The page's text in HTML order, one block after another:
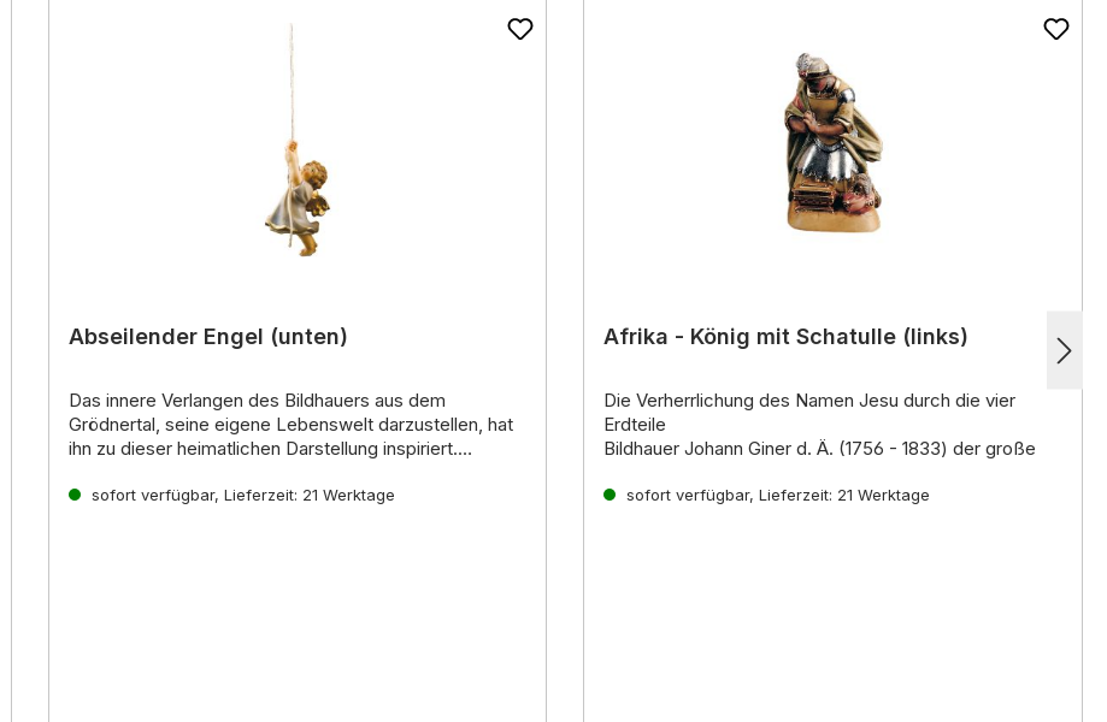
Abseilender Engel (unten)
Das innere Verlangen des Bildhauers aus dem
Grödnertal, seine eigene Lebenswelt darzustellen, hat
ihn zu dieser heimatlichen Darstellung inspiriert.
handgeschnitzten Krippenfiguren aus Holz erhalten Sie
sofort verfügbar, Lieferzeit: 21 Werktage
Afrika - König mit Schatulle (links)
Die Verherrlichung des Namen Jesu durch die vier
Erdteile
Bildhauer Johann Giner d. Ä. (1756 - 1833) der große
der älteste
sofort verfügbar, Lieferzeit: 21 Werktage